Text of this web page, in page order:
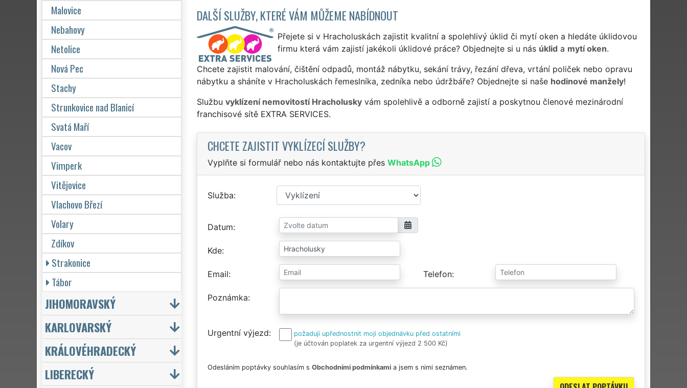
DALŠÍ SLUŽBY, KTERÉ VÁM MŮŽEME NABÍDNOUT
Přejete si v Hracholuskách zajistit kvalitní a spolehlivý úklid či mytí oken a hledáte úklidovou
firmu která vám zajistí jakékoli úklidové práce? Objednejte si u nás úklid a mytí oken.
Chcete zajistit malování, čištění odpadů, montáž nábytku, sekání trávy, řezání dřeva, vrtání poliček nebo opravu
nábytku a sháníte v Hracholuskách řemeslníka, zedníka nebo údržbáře? Objednejte si naše hodinové manžely!
Službu vyklízení nemovitostí Hracholuskyvám spolehlivě a odborně zajistí a poskytnou členové mezinárodní
franchisové sítě EXTRA SERVICES.
CHCETE ZAJISTIT VYKLÍZECÍ SLUŽBY?
Vyplňte si formulář nebo nás kontaktujte přes WhatsApp
Služba
Datum
Kde
Email Telefon
Poznámka
Urgentní výjezd
požaduji upřednostnit moji objednávku před ostatními
(je účtován poplatek za urgentní výjezd 2 500 Kč)
Odesláním poptávky souhlasím s Obchodními podmínkamia jsem s nimi seznámen.
Malovice
Nebahovy
Netolice
Nová Pec
Stachy
Strunkovice nad Blanicí
Svatá Maří
Vacov
Vimperk
Vitějovice
Vlachovo Březí
Volary
Zdíkov
Strakonice
Tábor
JIHOMORAVSKÝ
KARLOVARSKÝ
KRÁLOVÉHRADECKÝ
LIBERECKÝ